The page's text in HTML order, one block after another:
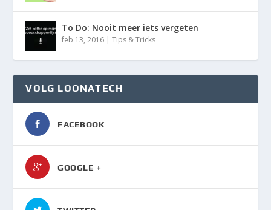
To Do: Nooit meer iets vergeten
feb 13, 2016 |Tips & Tricks
VOLG LOONATECH
FACEBOOK
GOOGLE +